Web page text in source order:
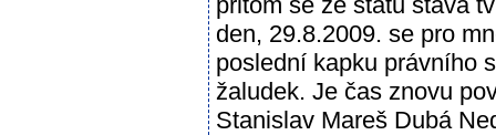
den, 29.8.2009. se pro
poslední kapku právního
žaludek. Je čas znovu
Stanislav Mareš Dubá